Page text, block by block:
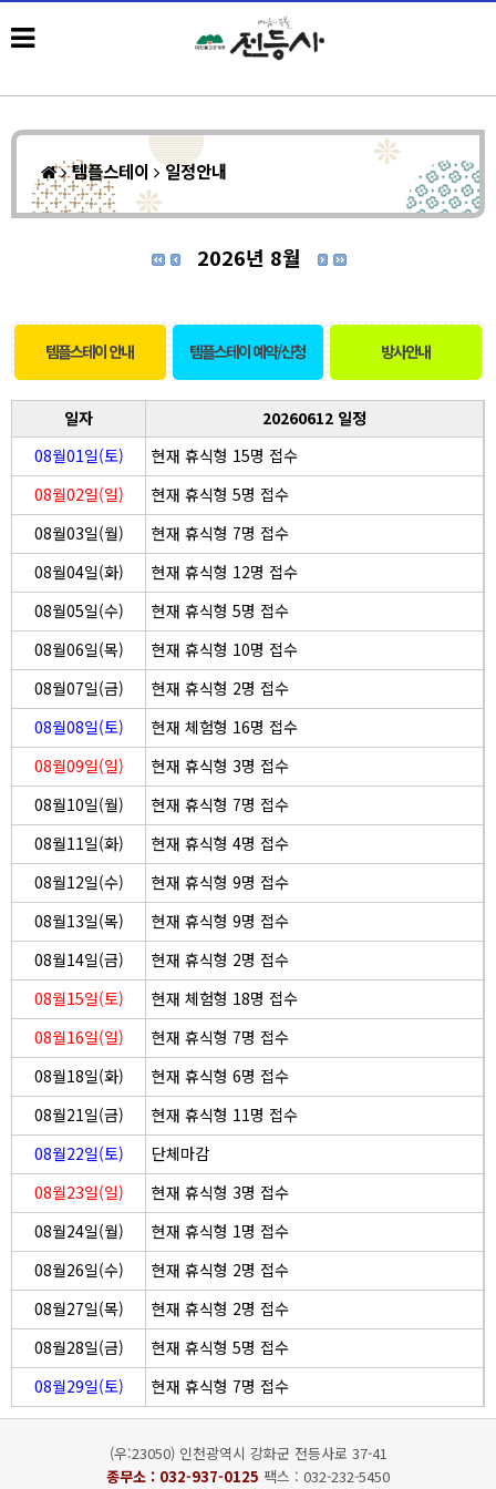
템플스테이 일정안내
2026년 8월
템플스테이 안내 템플스테이 예약/신청 방사안내
일자
20260612 일정
08월01일(토)
현재 휴식형 15명 접수
08월02일(일)
현재 휴식형 5명 접수
08월03일(월)
현재 휴식형 7명 접수
08월04일(화)
현재 휴식형 12명 접수
08월05일(수)
현재 휴식형 5명 접수
08월06일(목)
현재 휴식형 10명 접수
08월07일(금)
현재 휴식형 2명 접수
08월08일(토)
현재 체험형 16명 접수
08월09일(일)
현재 휴식형 3명 접수
08월10일(월)
현재 휴식형 7명 접수
08월11일(화)
현재 휴식형 4명 접수
08월12일(수)
현재 휴식형 9명 접수
08월13일(목)
현재 휴식형 9명 접수
08월14일(금)
현재 휴식형 2명 접수
08월15일(토)
현재 체험형 18명 접수
08월16일(일)
현재 휴식형 7명 접수
08월18일(화)
현재 휴식형 6명 접수
08월21일(금)
현재 휴식형 11명 접수
08월22일(토)
단체마감
08월23일(일)
현재 휴식형 3명 접수
08월24일(월)
현재 휴식형 1명 접수
08월26일(수)
현재 휴식형 2명 접수
08월27일(목)
현재 휴식형 2명 접수
08월28일(금)
현재 휴식형 5명 접수
08월29일(토)
현재 휴식형 7명 접수
(우:23050) 인천광역시 강화군 전등사로 37-41
종무소 : 032-937-0125 팩스 : 032-232-5450